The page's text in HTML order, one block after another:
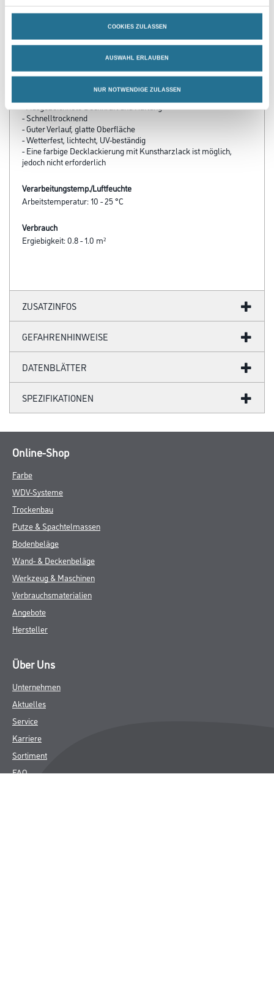
COOKIES ZULASSEN
AUSWAHL ERLAUBEN
NUR NOTWENDIGE ZULASSEN
Verarbeitungszeit
Staubtrocken: 20 min, grifffest: 2 h, durchgetrocknet: 24 h,
- Hochwertige Kunstharz-Qualität
- Ausgezeichnete Deckkraft und Haftung
- Schnelltrocknend
- Guter Verlauf, glatte Oberfläche
- Wetterfest, lichtecht, UV-beständig
- Eine farbige Decklackierung mit Kunstharzlack ist möglich,
jedoch nicht erforderlich
Verarbeitungstemp./Luftfeuchte
Arbeitstemperatur: 10 - 25 °C
Verbrauch
Ergiebigkeit: 0.8 - 1.0 m²
ZUSATZINFOS
GEFAHRENHINWEISE
DATENBLÄTTER
SPEZIFIKATIONEN
Online-Shop
Farbe
WDV-Systeme
Trockenbau
Putze & Spachtelmassen
Bodenbeläge
Wand- & Deckenbeläge
Werkzeug & Maschinen
Verbrauchsmaterialien
Angebote
Hersteller
Über Uns
Unternehmen
Aktuelles
Service
Karriere
Sortiment
FAQ